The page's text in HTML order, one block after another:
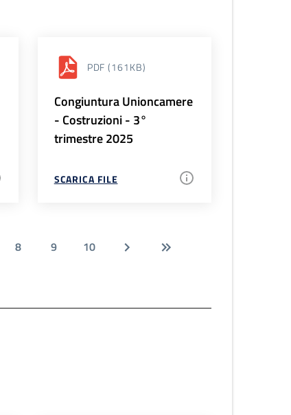
PDF (161KB)
Congiuntura Unioncamere
- Costruzioni - 3°
trimestre 2025
SCARICA FILE
8 9 10